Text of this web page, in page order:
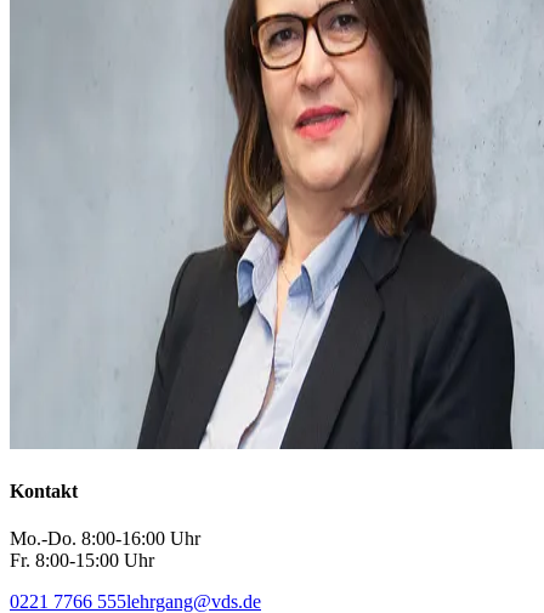
Kontakt
Mo.-Do. 8:00-16:00 Uhr
Fr. 8:00-15:00 Uhr
0221 7766 555lehrgang@vds.de